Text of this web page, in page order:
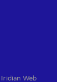
Iridian Web